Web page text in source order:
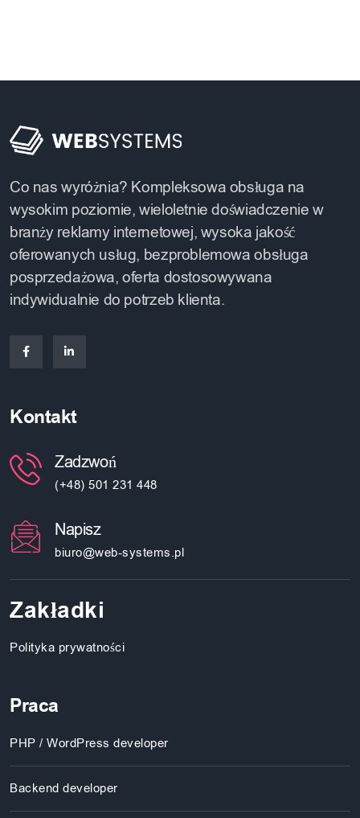
Co nas wyróżnia? Kompleksowa obsługa na
wysokim poziomie, wieloletnie doświadczenie w
branży reklamy internetowej, wysoka jakość
oferowanych usług, bezproblemowa obsługa
posprzedażowa, oferta dostosowywana
indywidualnie do potrzeb klienta.
Kontakt
Zadzwoń
(+48) 501 231 448
Napisz
biuro@web-systems.pl
Zakładki
Polityka prywatności
Praca
PHP / WordPress developer
Backend developer